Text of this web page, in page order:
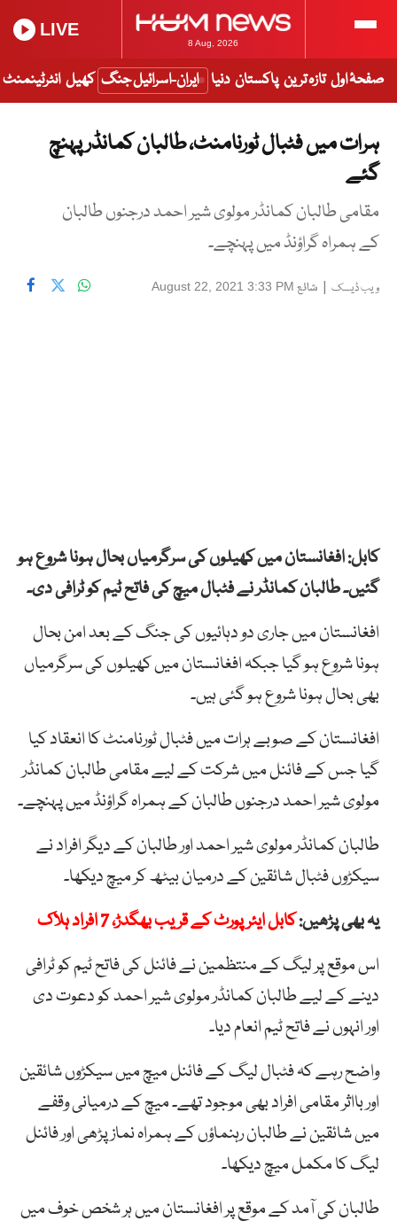
8 Aug, 2026
LIVE
صفحۂ اول تازہ ترین پاکستان دنیا ایران-اسرائیل جنگ کھیل انٹرٹینمنٹ
ہرات میں فٹبال ٹورنامنٹ، طالبان کمانڈر پہنچ
گئے
مقامی طالبان کمانڈر مولوی شیر احمد درجنوں طالبان
کے ہمراہ گراؤنڈ میں پہنچے۔
ویب ڈیسک | شائع August 22, 2021 3:33 PM
کابل: افغانستان میں کھیلوں کی سرگرمیاں بحال ہونا شروع ہو
گئیں۔ طالبان کمانڈر نے فٹبال میچ کی فاتح ٹیم کو ٹرافی دی۔
افغانستان میں جاری دو دہائیوں کی جنگ کے بعد امن بحال
ہونا شروع ہو گیا جبکہ افغانستان میں کھیلوں کی سرگرمیاں
بھی بحال ہونا شروع ہو گئی ہیں۔
افغانستان کے صوبے ہرات میں فٹبال ٹورنامنٹ کا انعقاد کیا
گیا جس کے فائنل میں شرکت کے لیے مقامی طالبان کمانڈر
مولوی شیر احمد درجنوں طالبان کے ہمراہ گراؤنڈ میں پہنچے۔
طالبان کمانڈر مولوی شیر احمد اور طالبان کے دیگر افراد نے
سیکڑوں فٹبال شائقین کے درمیان بیٹھ کر میچ دیکھا۔
یہ بھی پڑھیں:کابل ایئرپورٹ کے قریب بھگدڑ، 7 افراد ہلاک
اس موقع پر لیگ کے منتظمین نے فائنل کی فاتح ٹیم کو ٹرافی
دینے کے لیے طالبان کمانڈر مولوی شیر احمد کو دعوت دی
اور انہوں نے فاتح ٹیم انعام دیا۔
واضح رہے کہ فٹبال لیگ کے فائنل میچ میں سیکڑوں شائقین
اور بااثر مقامی افراد بھی موجود تھے۔ میچ کے درمیانی وقفے
میں شائقین نے طالبان رہنماؤں کے ہمراہ نماز پڑھی اور فائنل
لیگ کا مکمل میچ دیکھا۔
طالبان کی آمد کے موقع پر افغانستان میں ہر شخص خوف میں